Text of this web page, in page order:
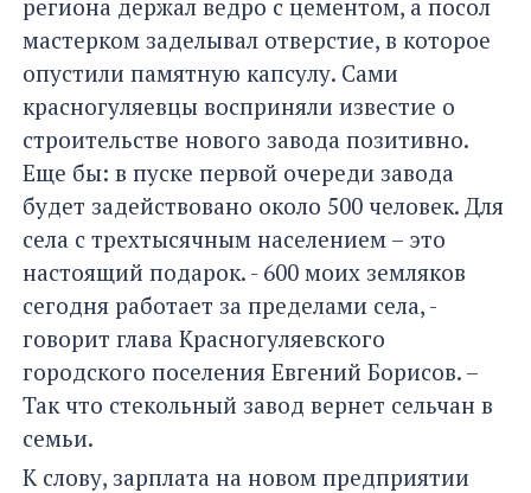
региона держал ведро с цементом, а посол
мастерком заделывал отверстие, в которое
опустили памятную капсулу. Сами
красногуляевцы восприняли известие о
строительстве нового завода позитивно.
Еще бы: в пуске первой очереди завода
будет задействовано около 500 человек. Для
села с трехтысячным населением – это
настоящий подарок. - 600 моих земляков
сегодня работает за пределами села, -
говорит глава Красногуляевского
городского поселения Евгений Борисов. –
Так что стекольный завод вернет сельчан в
семьи.
К слову, зарплата на новом предприятии